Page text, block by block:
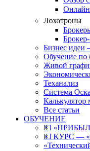
Лохотроны
Бизнес идеи
Обучение
Живой
Теханализ
Система
Калькулятор
Все статьи
ОБУЧЕНИЕ
💵
💵 КУРС —